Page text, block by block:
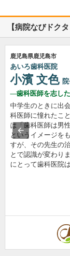
【病院なびドク
鹿児島県鹿児島市
あいろ歯科医院
小濱 文色
歯科医師を志し
中学生のときに出
科医師に憧れたこ
は「歯科医師は男
というイメージを
すが、その先生の
とで認識が変わり
にとって歯科医院